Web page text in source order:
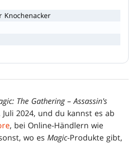
Knochenacker
The Gathering – Assassin's
2024, und du kannst es ab
, bei Online-Händlern wie
wo esMagic-Produkte gibt,